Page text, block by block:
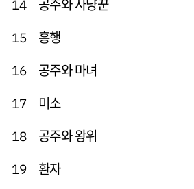
14 공주와 사냥꾼
15 흥행
16 공주와 마녀
17 미소
18 공주와 왕위
19 환자